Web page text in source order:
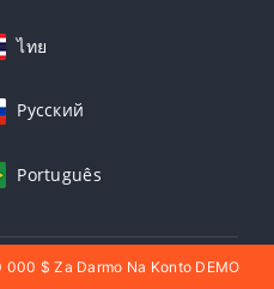
ไทย
Русский
Português
$ Za Darmo Na Konto DEMO